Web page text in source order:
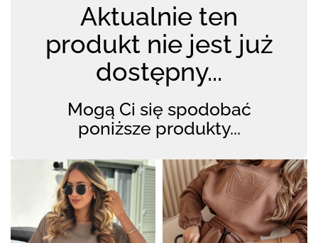
Aktualnie ten
produkt nie jest już
dostępny...
Mogą Ci się spodobać
poniższe produkty...